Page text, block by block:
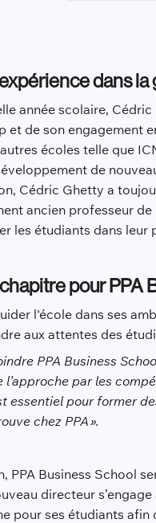
dans la
année scolaire,
et de son engagement
écoles telle que
de
Cédric Ghetty a
ancien professeur
les étudiants dans
pour PPA
l'école dans ses
aux attentes des
PPA Business
l’approche par les
essentiel pour former
chez PPA ».
PPA Business School
directeur
pour ses étudiants